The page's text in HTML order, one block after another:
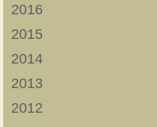
2016
2015
2014
2013
2012